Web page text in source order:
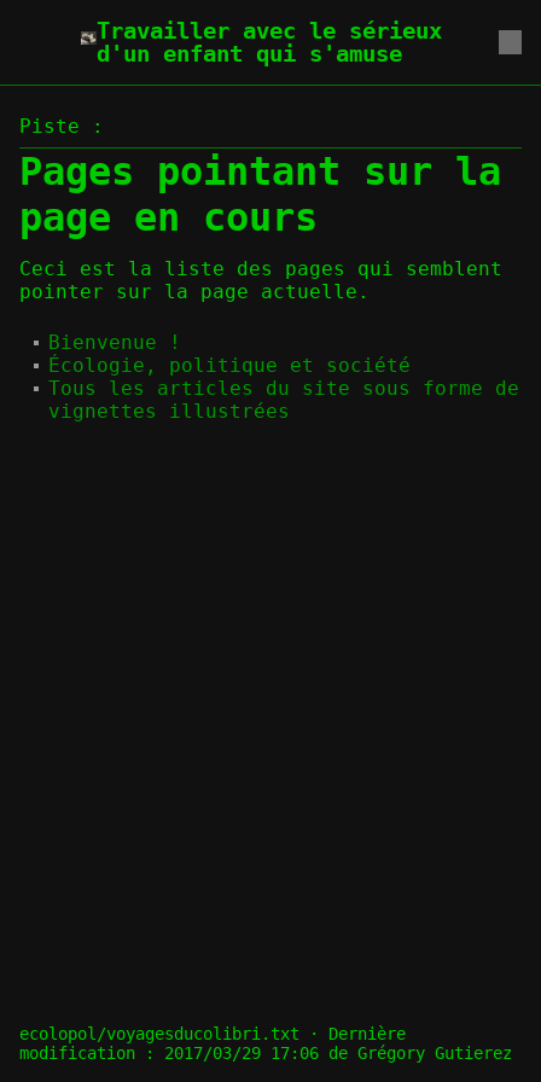
Travailler avec le sérieux
d'un enfant qui s'amuse
Piste :
Pages pointant sur la
page en cours
Ceci est la liste des pages qui semblent
pointer sur la page actuelle.
Bienvenue !
Écologie, politique et société
Tous les articles du site sous forme de
vignettes illustrées
ecolopol/voyagesducolibri.txt · Dernière
modification : 2017/03/29 17:06 de Grégory Gutierez